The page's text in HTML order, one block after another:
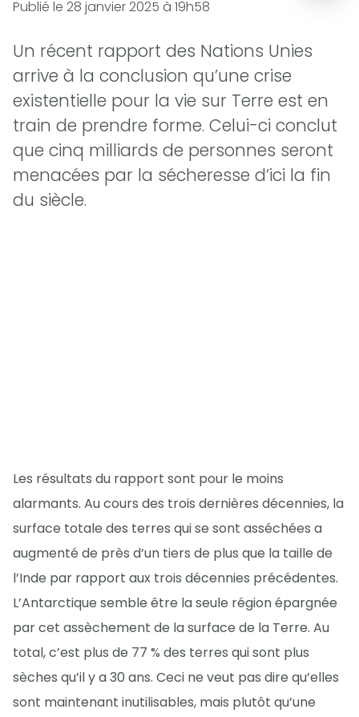
Publié le 28 janvier 2025 à 19h58
Un récent rapport des Nations Unies
arrive à la conclusion qu’une crise
existentielle pour la vie sur Terre est en
train de prendre forme. Celui-ci conclut
que cinq milliards de personnes seront
menacées par la sécheresse d’ici la fin
du siècle.
Les résultats du rapport sont pour le moins
alarmants. Au cours des trois dernières décennies, la
surface totale des terres qui se sont asséchées a
augmenté de près d’un tiers de plus que la taille de
l’Inde par rapport aux trois décennies précédentes.
L’Antarctique semble être la seule région épargnée
par cet assèchement de la surface de la Terre. Au
total, c’est plus de 77 % des terres qui sont plus
sèches qu’il y a 30 ans. Ceci ne veut pas dire qu’elles
sont maintenant inutilisables, mais plutôt qu’une